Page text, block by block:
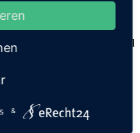
von denen
einen enormen Vorteil
die sich für
mit verschiedenen
derselben App verwalten
Auf diese Weise
arbeiten und sehr schnell
&